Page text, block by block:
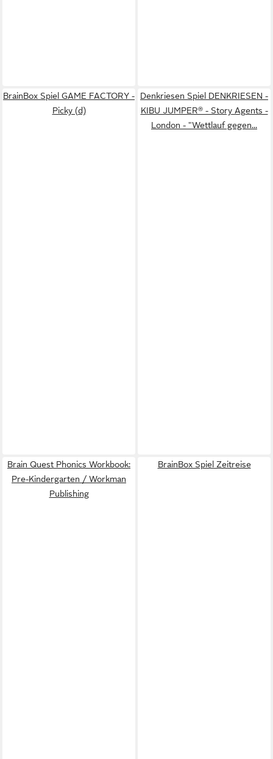
BrainBox Spiel GAME FACTORY -
Picky (d)
Denkriesen Spiel DENKRIESEN -
KIBU JUMPER® - Story Agents -
London - "Wettlauf gegen...
Brain Quest Phonics Workbook:
Pre-Kindergarten / Workman
Publishing
BrainBox Spiel Zeitreise